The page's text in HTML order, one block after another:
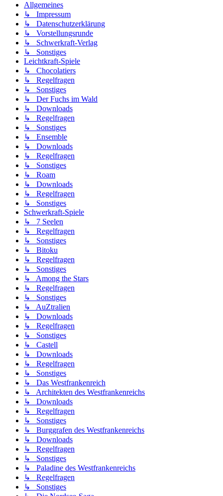
Allgemeines
↳ Impressum
↳ Datenschutzerklärung
↳ Vorstellungsrunde
↳ Schwerkraft-Verlag
↳ Sonstiges
Leichtkraft-Spiele
↳ Chocolatiers
↳ Regelfragen
↳ Sonstiges
↳ Der Fuchs im Wald
↳ Downloads
↳ Regelfragen
↳ Sonstiges
↳ Ensemble
↳ Downloads
↳ Regelfragen
↳ Sonstiges
↳ Roam
↳ Downloads
↳ Regelfragen
↳ Sonstiges
Schwerkraft-Spiele
↳ 7 Seelen
↳ Regelfragen
↳ Sonstiges
↳ Bitoku
↳ Regelfragen
↳ Sonstiges
↳ Among the Stars
↳ Regelfragen
↳ Sonstiges
↳ AuZtralien
↳ Downloads
↳ Regelfragen
↳ Sonstiges
↳ Castell
↳ Downloads
↳ Regelfragen
↳ Sonstiges
↳ Das Westfrankenreich
↳ Architekten des Westfrankenreichs
↳ Downloads
↳ Regelfragen
↳ Sonstiges
↳ Burggrafen des Westfrankenreichs
↳ Downloads
↳ Regelfragen
↳ Sonstiges
↳ Paladine des Westfrankenreichs
↳ Regelfragen
↳ Sonstiges